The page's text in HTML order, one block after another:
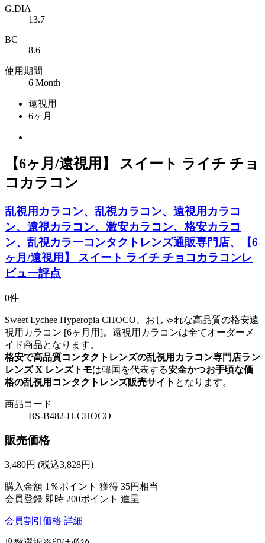
G.DIA
13.7
BC
8.6
使用期間
6 Month
遠視用
6ヶ月
【6ヶ月/遠視用】 スイート ライチ チョ
コカラコン
乱視用カラコン、乱視カラコン、遠視用カラコ
ン、遠視カラコン、激安カラコン、格安カラコ
ン、乱視カラーコンタクトレンズ通販専門店、【6
ヶ月/遠視用】 スイート ライチ チョコカラコンレ
ビュー評点
0件
Sweet Lychee Hyperopia CHOCO、おしゃれな高品質の格安遠
視用カラコン [6ヶ月用]。遠視用カラコンは全てオーダーメ
イド商品となります。
格安で高品質コンタクトレンズの乱視用カラコン専門店ラン
レンズ X レンズトモは韓国を代表する安全かつお手頃な価
格の乱視用コンタクトレンズ販売サイト となります。
商品コード
BS-B482-H-CHOCO
販売価格
3,480円 (税込3,828円)
購入金額 1％ポイント 獲得 35円相当
会員登録 即時 200ポイント 進呈
会員割引価格 詳細